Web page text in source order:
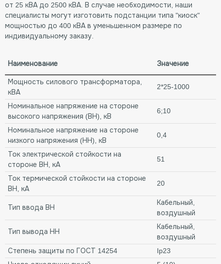
от 25 кВА до 2500 кВА. В случае необходимости, наши
специалисты могут изготовить подстанции типа "киоск"
мощностью до 400 кВА в уменьшенном размере по
индивидуальному заказу.
Наименование Значение
Мощность силового трансформатора,
кВА
2*25-1000
Номинальное напряжение на стороне
высокого напряжения (ВН), кВ
6;10
Номинальное напряжение на стороне
низкого напряжения (НН), кВ
0,4
Ток электрической стойкости на
стороне ВН, кА
51
Ток термической стойкости на стороне
ВН, кА
20
Тип ввода ВН
Кабельный,
воздушный
Тип вывода НН
Кабельный,
воздушный
Степень защиты по ГОСТ 14254
Ip23